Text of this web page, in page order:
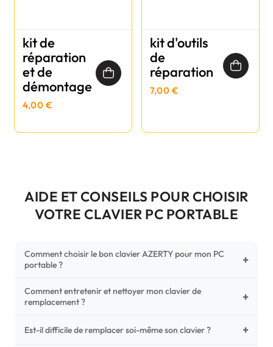
kit de
réparation
et de
démontage
4,00 €
kit d'outils
de
réparation
7,00 €
AIDE ET CONSEILS POUR CHOISIR
VOTRE CLAVIER PC PORTABLE
Comment choisir le bon clavier AZERTY pour mon PC
portable ?
+
Pour ne pas vous tromper, vérifiez trois points critiques sur
votre clavier d'origine : la disposition (AZERTY Français), la
photos HD) et l'emplacement des fixations (vis ou clips) au
Comment entretenir et nettoyer mon clavier de
remplacement ?
+
Un entretien régulier prolonge la vie de vos touches.
Est-il difficile de remplacer soi-même son clavier ? +